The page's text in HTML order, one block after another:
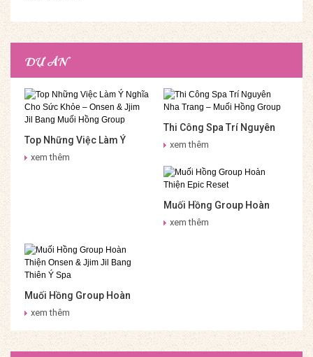
DỰ ÁN
Top Những Việc Làm Ý
Nghĩa Cho Sức Khỏe –
xem thêm
Thi Công Spa Trí Nguyên
Nha Trang – Muối Hồng
xem thêm
Muối Hồng Group Hoàn
Thiện Epic Reset
xem thêm
Muối Hồng Group Hoàn
Thiện Onsen & Jjim Jil
xem thêm